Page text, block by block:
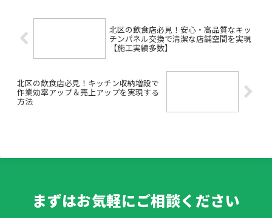
北区の飲食店必見！安心・高品質なキッ
チンパネル交換で清潔な店舗空間を実現
【施工実績多数】
北区の飲食店必見！キッチン収納増設で
作業効率アップ＆売上アップを実現する
方法
まずはお気軽にご相談ください